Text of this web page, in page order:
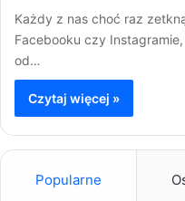
Każdy z nas choć raz
Facebooku czy
od…
Czytaj więcej »
Popularne